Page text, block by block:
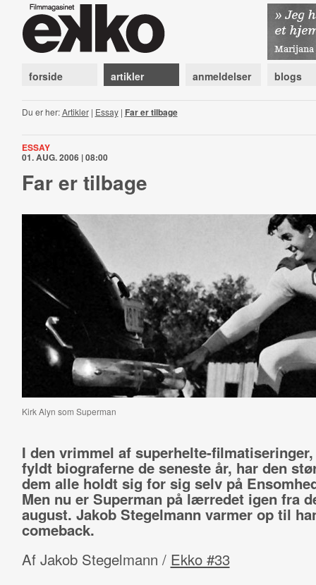
forside artikler anmeldelser blogs
Du er her:Artikler| Essay| Far er tilbage
ESSAY
01. AUG. 2006 | 08:00
Far er tilbage
Kirk Alyn som Superman
I den vrimmel af superhelte-
fyldt biograferne de seneste år, har den
dem alle holdt sig for sig selv på
Men nu er Superman på lærredet igen fra
august. Jakob Stegelmann varmer op til
comeback.
Af Jakob Stegelmann / Ekko #33